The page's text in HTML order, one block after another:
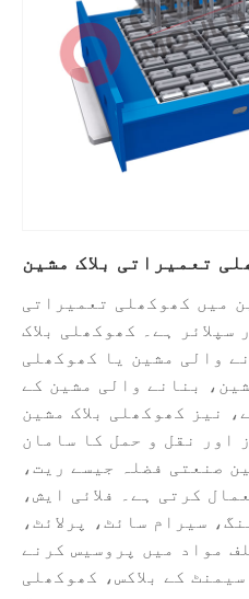
تعمیراتی بلاک مشین
میں کھوکھلی تعمیراتی
سپلائر ہے۔ کھوکھلی بلاک
والی مشین یا کھوکھلی
بنانے والی مشین کے
نیز کھوکھلی بلاک مشین
اور نقل و حمل کا سامان
صنعتی فضلہ جیسے ریت،
کرتی ہے۔ فلائی ایش،
سیرام سائٹ، پرلائٹ،
مواد میں پروسیس کرنے
کے بلاکس، کھوکھلی